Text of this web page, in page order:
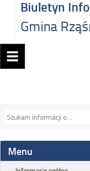
Biuletyn
Gmina
Menu